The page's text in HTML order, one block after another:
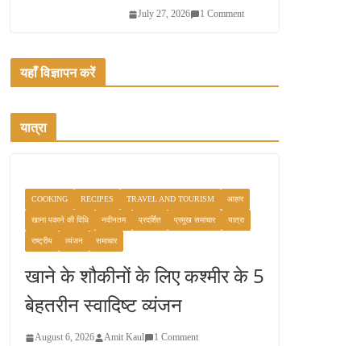
July 27, 2026 1 Comment
यहाँ विज्ञापन करें
यात्रा
COOKING RECIPES TRAVEL AND TOURISM आहार
खाना पकाने की विधि नवीनतम प्रदर्शित प्रमुख समाचार यात्रा
राष्ट्रीय व्यंजन समाचार
खाने के शौकीनों के लिए कश्मीर के 5
बेहतरीन स्वादिष्ट व्यंजन
August 6, 2026 Amit Kaul 1 Comment